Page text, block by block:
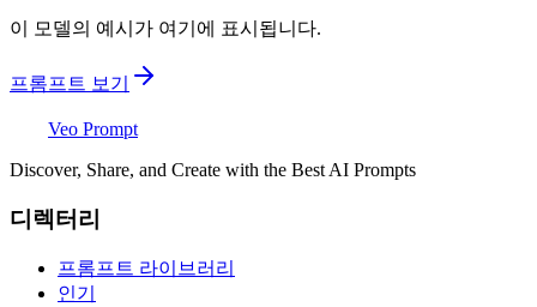
이 모델의 예시가 여기에 표시됩니다.
프롬프트 보기
Veo Prompt
Discover, Share, and Create with the Best AI Prompts
디렉터리
프롬프트 라이브러리
인기